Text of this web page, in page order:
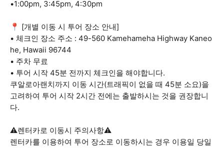
•1:00pm, 3:45pm, 4:30pm
📍 [개별 이동 시 투어 장소 안내]
• 체크인 장소 주소 : 49-560 Kamehameha Highway Kaneo
he, Hawaii 96744
• 주차 무료
• 투어 시작 45분 전까지 체크인을 해야합니다.
쿠알로아랜치까지 이동 시간(트래픽이 없을 때 45분 소요)을
고려하여 투어 시작 2시간 전에는 출발하시는 것을 권장합니
다.
⚠️렌터카로 이동시 주의사항⚠️
렌터카를 이용하여 투어 장소로 이동하시는 경우 이용일 당일